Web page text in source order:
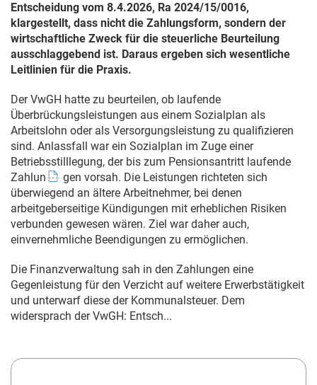
Entscheidung vom 8.4.2026, Ra 2024/15/0016,
klargestellt, dass nicht die Zahlungsform, sondern der
wirtschaftliche Zweck für die steuerliche Beurteilung
ausschlaggebend ist. Daraus ergeben sich wesentliche
Leitlinien für die Praxis.
Der VwGH hatte zu beurteilen, ob laufende
Überbrückungsleistungen aus einem Sozialplan als
Arbeitslohn oder als Versorgungsleistung zu qualifizieren
sind. Anlassfall war ein Sozialplan im Zuge einer
Betriebsstilllegung, der bis zum Pensionsantritt laufende
Zahlun
gen vorsah. Die Leistungen richteten sich
überwiegend an ältere Arbeitnehmer, bei denen
arbeitgeberseitige Kündigungen mit erheblichen Risiken
verbunden gewesen wären. Ziel war daher auch,
einvernehmliche Beendigungen zu ermöglichen.
Die Finanzverwaltung sah in den Zahlungen eine
Gegenleistung für den Verzicht auf weitere Erwerbstätigkeit
und unterwarf diese der Kommunalsteuer. Dem
widersprach der VwGH: Entsch...